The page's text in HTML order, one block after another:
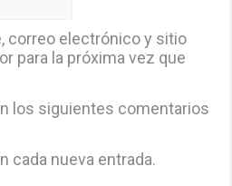
correo electrónico y sitio
para la próxima vez que
los siguientes comentarios
cada nueva entrada.